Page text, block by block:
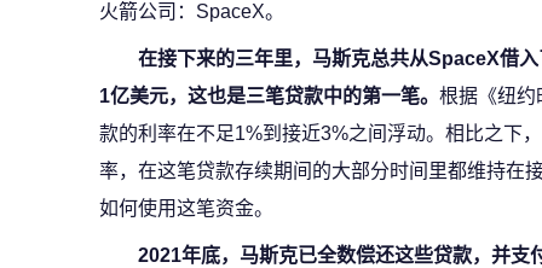
火箭公司：SpaceX。
在接下来的三年里，马斯克总共从SpaceX借
1亿美元，这也是三笔贷款中的第一笔。 根据《纽约
款的利率在不足1%到接近3%之间浮动。相比之下
率，在这笔贷款存续期间的大部分时间里都维持在
如何使用这笔资金。
2021年底，马斯克已全数偿还这些贷款，并支